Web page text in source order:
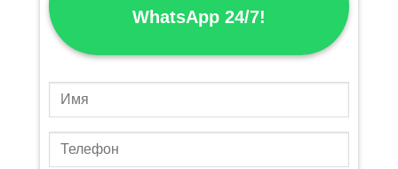
WhatsApp 24/7!